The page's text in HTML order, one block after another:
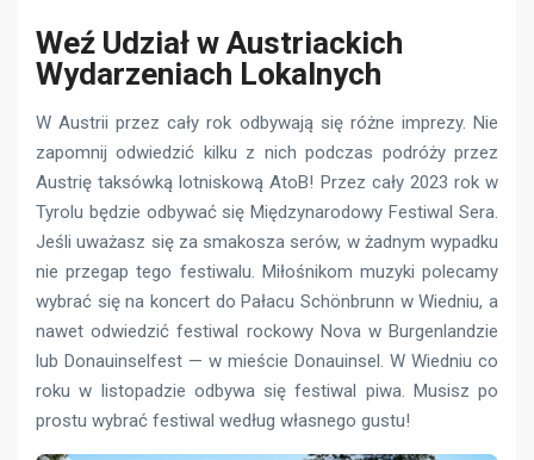
Weź Udział w Austriackich
Wydarzeniach Lokalnych
W Austrii przez cały rok odbywają się różne imprezy. Nie
zapomnij odwiedzić kilku z nich podczas podróży przez
Austrię taksówką lotniskową AtoB! Przez cały 2023 rok w
Tyrolu będzie odbywać się Międzynarodowy Festiwal Sera.
Jeśli uważasz się za smakosza serów, w żadnym wypadku
nie przegap tego festiwalu. Miłośnikom muzyki polecamy
wybrać się na koncert do Pałacu Schönbrunn w Wiedniu, a
nawet odwiedzić festiwal rockowy Nova w Burgenlandzie
lub Donauinselfest — w mieście Donauinsel. W Wiedniu co
roku w listopadzie odbywa się festiwal piwa. Musisz po
prostu wybrać festiwal według własnego gustu!